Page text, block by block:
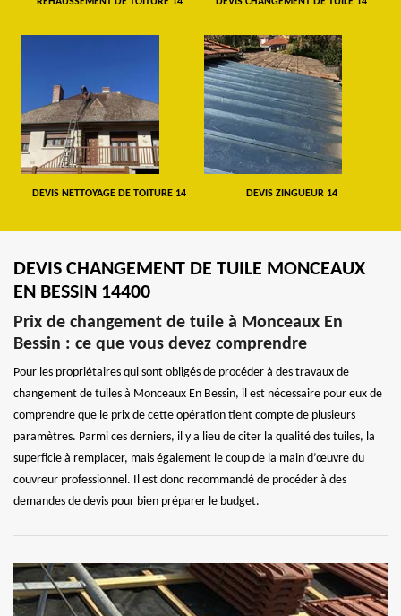
DEVIS NETTOYAGE DE TOITURE 14 DEVIS ZINGUEUR 14
DEVIS CHANGEMENT DE TUILE MONCEAUX
EN BESSIN 14400
Prix de changement de tuile à Monceaux En
Bessin : ce que vous devez comprendre
Pour les propriétaires qui sont obligés de procéder à des travaux de
changement de tuiles à Monceaux En Bessin, il est nécessaire pour eux de
comprendre que le prix de cette opération tient compte de plusieurs
paramètres. Parmi ces derniers, il y a lieu de citer la qualité des tuiles, la
superficie à remplacer, mais également le coup de la main d’œuvre du
couvreur professionnel. Il est donc recommandé de procéder à des
demandes de devis pour bien préparer le budget.